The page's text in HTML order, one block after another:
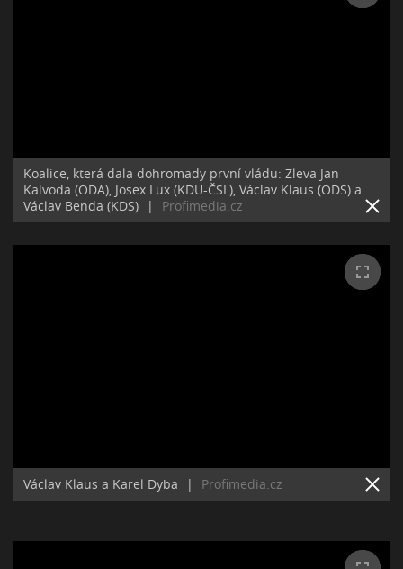
Koalice, která dala dohromady první vládu: Zleva Jan
Kalvoda (ODA), Josex Lux (KDU-ČSL), Václav Klaus (ODS) a
Václav Benda (KDS)
| Profimedia.cz
Václav Klaus a Karel Dyba | Profimedia.cz